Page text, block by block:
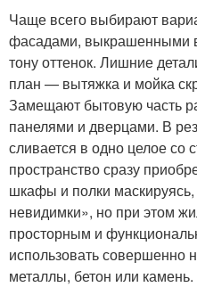
Чаще всего выбирают
фасадами, выкрашенными
тону оттенок. Лишние
план — вытяжка и мойка
Замещают бытовую часть
панелями и дверцами. В
сливается в одно целое со
пространство сразу
шкафы и полки
невидимки», но при этом
просторным и
использовать
металлы, бетон или камень.